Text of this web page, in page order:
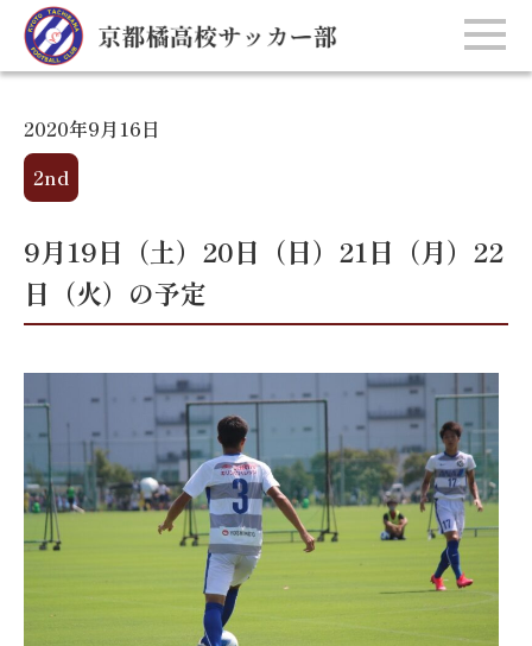
2020年9月16日
2nd
9月19日（土）20日（日）21日（月）22
日（火）の予定